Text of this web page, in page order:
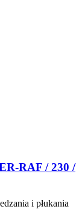
RAF / 230 /
i płukania